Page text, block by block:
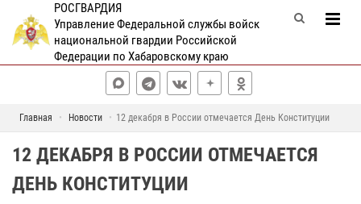
РОСГВАРДИЯ
Управление Федеральной службы войск
национальной гвардии Российской
Федерации по Хабаровскому краю
Главная Новости 12 декабря в России отмечается День Конституции
12 ДЕКАБРЯ В РОССИИ ОТМЕЧАЕТСЯ
ДЕНЬ КОНСТИТУЦИИ